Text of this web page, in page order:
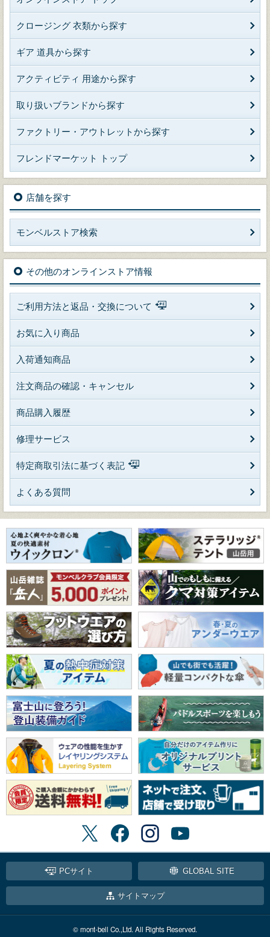
クロージング 衣類から探す
ギア 道具から探す
アクティビティ 用途から探す
取り扱いブランドから探す
ファクトリー・アウトレットから探す
フレンドマーケット トップ
店舗を探す
モンベルストア検索
その他のオンラインストア情報
ご利用方法と返品・交換について
お気に入り商品
入荷通知商品
注文商品の確認・キャンセル
商品購入履歴
修理サービス
特定商取引法に基づく表記
よくある質問
PCサイト GLOBAL SITE
サイトマップ
© mont-bell Co.,Ltd. All Rights Reserved.